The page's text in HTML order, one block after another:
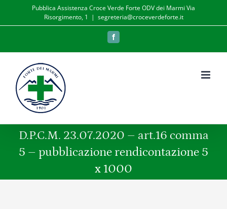
al
Pubblica Assistenza Croce Verde Forte ODV dei Marmi Via
Risorgimento, 1 | segreteria@croceverdeforte.it
Facebook
D.P.C.M. 23.07.2020 – art.16 comma
5 – pubblicazione rendicontazione 5
x 1000